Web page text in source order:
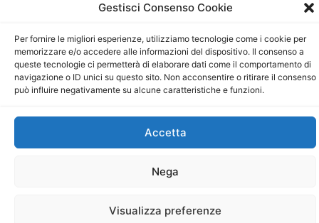
Gestisci Consenso Cookie
Per fornire le migliori esperienze, utilizziamo tecnologie come i cookie per
memorizzare e/o accedere alle informazioni del dispositivo. Il consenso a
queste tecnologie ci permetterà di elaborare dati come il comportamento di
navigazione o ID unici su questo sito. Non acconsentire o ritirare il consenso
può influire negativamente su alcune caratteristiche e funzioni.
Accetta
Nega
Visualizza preferenze
Sito gestito da La Digitale srl – info@ladigitale.it